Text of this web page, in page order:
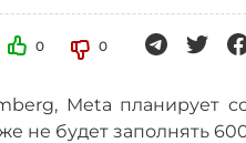
0 0
Meta планирует
не будет заполнять